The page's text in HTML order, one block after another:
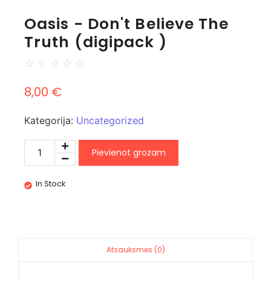
Oasis - Don't Believe The
Truth (digipack )
☆ ☆ ☆ ☆ ☆
8,00 €
Kategorija: Uncategorized
Pievienot grozam
In Stock
Atsauksmes (0)